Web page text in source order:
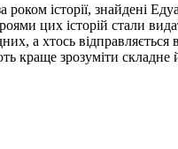
роком історії, знайдені
цих історій стали
а хтось відправляється
краще зрозуміти складне